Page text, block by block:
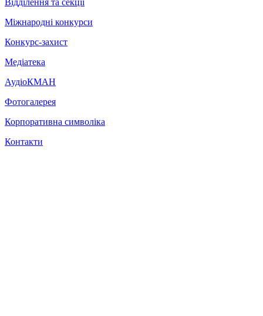
Відділення та секції
Міжнародні конкурси
Конкурс-захист
Медіатека
АудіоКМАН
Фотогалерея
Корпоративна символіка
Контакти